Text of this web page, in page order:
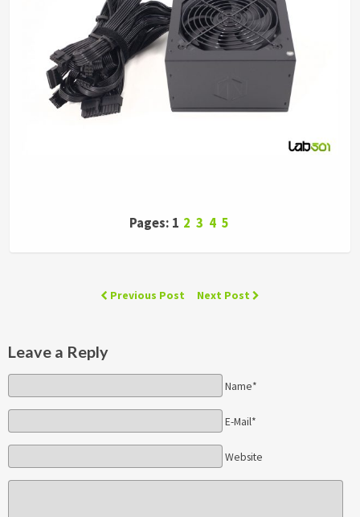
Pages: 1 2 3 4 5
Previous Post Next Post
Leave a Reply
Name*
E-Mail*
Website